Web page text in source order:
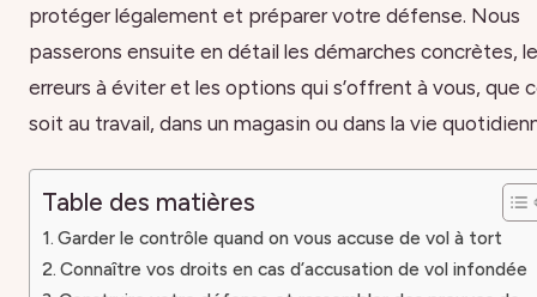
protéger légalement et préparer votre défense. Nous
passerons ensuite en détail les démarches concrètes,
erreurs à éviter et les options qui s’offrent à vous, que
soit au travail, dans un magasin ou dans la vie
Table des matières
Garder le contrôle quand on vous accuse de vol à tort
Connaître vos droits en cas d’accusation de vol infondée